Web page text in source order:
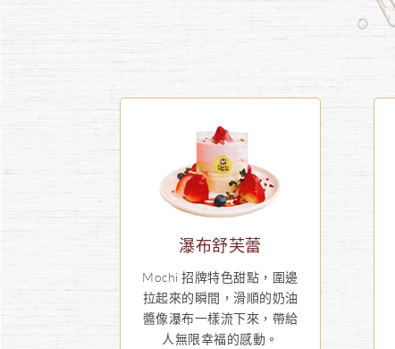
瀑布舒芙蕾
Mochi 招牌特色甜點，圍邊
拉起來的瞬間，滑順的奶油
醬像瀑布一樣流下來，帶給
人無限幸福的感動。